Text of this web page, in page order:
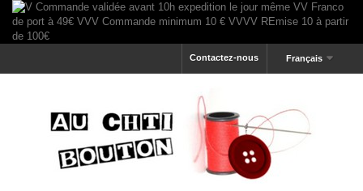
Français
Contactez-nous